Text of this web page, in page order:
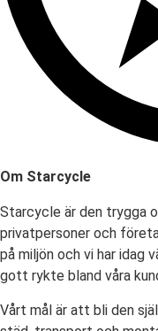
Om Starcycle
Starcycle är den trygga
privatpersoner och
på miljön och vi har
gott rykte bland våra
Vårt mål är att bli den